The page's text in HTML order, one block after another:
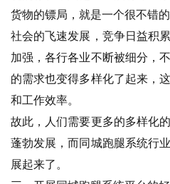
货物的镖局，就是一个很不错的
社会的飞速发展，竞争日益积
加强，各行各业不断被细分，
的需求也变得多样化了起来，
和工作效率。
故此，人们需要更多的多样化
蓬勃发展，而同城跑腿系统行
展起来了。